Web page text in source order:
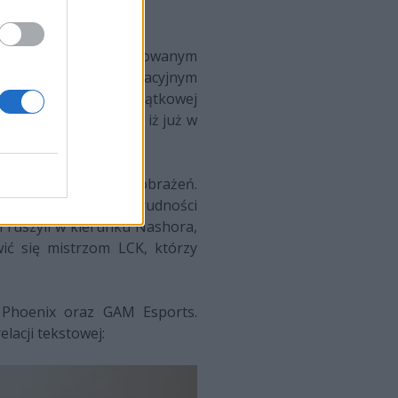
najbardziej utalentowanym
alejce po rewelacyjnym
CG już w początkowej
świetnie oddaje fakt, iż już w
zadawanych obrażeń.
najmniejszych trudności
ruszyli w kierunku Nashora,
się mistrzom LCK, którzy
oraz GAM Esports.
tekstowej: